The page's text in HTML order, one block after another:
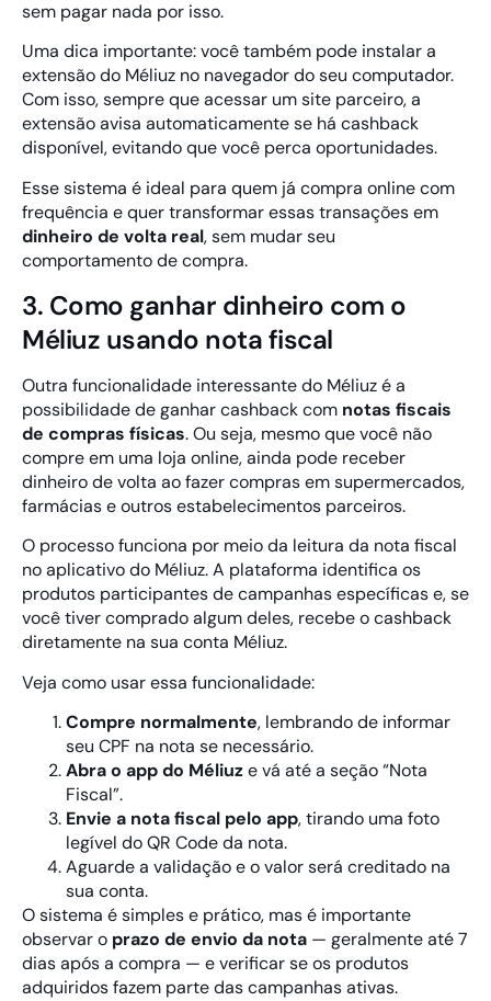
sem pagar nada por isso.
Uma dica importante: você também pode instalar a
extensão do Méliuz no navegador do seu computador.
Com isso, sempre que acessar um site parceiro, a
extensão avisa automaticamente se há cashback
disponível, evitando que você perca oportunidades.
Esse sistema é ideal para quem já compra online com
frequência e quer transformar essas transações em
dinheiro de volta real, sem mudar seu
comportamento de compra.
3. Como ganhar dinheiro com o
Méliuz usando nota fiscal
Outra funcionalidade interessante do Méliuz é a
possibilidade de ganhar cashback com notas fiscais
de compras físicas. Ou seja, mesmo que você não
compre em uma loja online, ainda pode receber
dinheiro de volta ao fazer compras em supermercados,
farmácias e outros estabelecimentos parceiros.
O processo funciona por meio da leitura da nota fiscal
no aplicativo do Méliuz. A plataforma identifica os
produtos participantes de campanhas específicas e, se
você tiver comprado algum deles, recebe o cashback
diretamente na sua conta Méliuz.
Veja como usar essa funcionalidade:
Compre normalmente, lembrando de informar
seu CPF na nota se necessário.
Abra o app do Méliuze vá até a seção “Nota
Fiscal”.
Envie a nota fiscal pelo app, tirando uma foto
legível do QR Code da nota.
Aguarde a validação e o valor será creditado na
sua conta.
O sistema é simples e prático, mas é importante
observar o prazo de envio da nota — geralmente até 7
dias após a compra — e verificar se os produtos
adquiridos fazem parte das campanhas ativas.